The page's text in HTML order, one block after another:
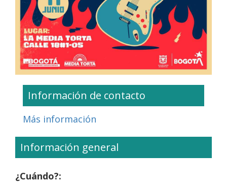
Información de contacto
Más información
Información general
¿Cuándo?: